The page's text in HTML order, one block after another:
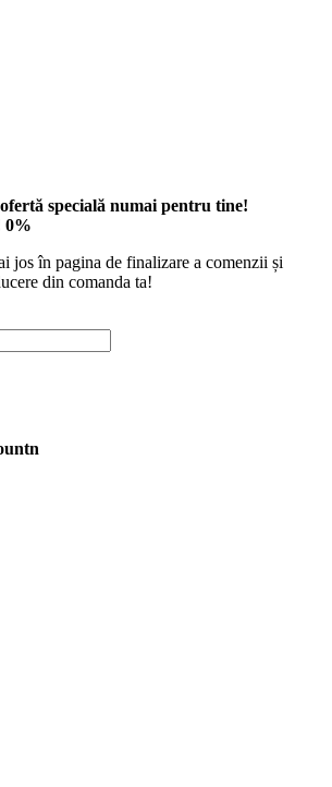
specială numai pentru tine!
0%
jos în pagina de finalizare a comenzii și
din comanda ta!